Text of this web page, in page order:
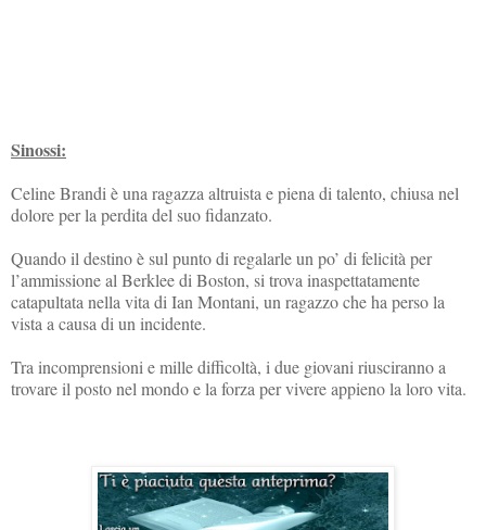
Sinossi:
Celine Brandi è una ragazza altruista e piena di talento, chiusa nel
dolore per la perdita del suo fidanzato.
Quando il destino è sul punto di regalarle un po’ di felicità per
l’ammissione al Berklee di Boston, si trova inaspettatamente
catapultata nella vita di Ian Montani, un ragazzo che ha perso la
vista a causa di un incidente.
Tra incomprensioni e mille difficoltà, i due giovani riusciranno a
trovare il posto nel mondo e la forza per vivere appieno la loro vita.